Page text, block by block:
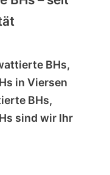
BHs,
in Viersen
BHs,
sind wir Ihr